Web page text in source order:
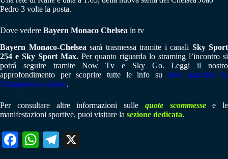
Pedro 3 volte la posta.
Dove vedere Bayern Monaco Chelsea in tv
Bayern Monaco-Chelsea sará trasmessa tramite i canali Sky Sport
254 e Sky Sport Max.Per quanto riguarda lo straming l’incontro si
potrá seguire tramite Now Tv e Sky Go. Leggi il nostro
approfondimento per scoprire tutte le info su dove guardare la
Champions in chiaro.
Per consultare altre informazioni sulle quote scommessee le
manifestazioni sportive, puoi visitare la sezione dedicata.
Fa W
Te